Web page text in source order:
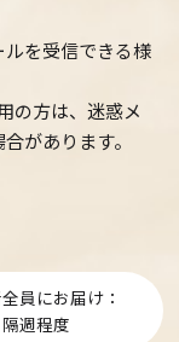
を受信できる様
の方は、迷惑メ
があります。
員にお届け：
隔週程度